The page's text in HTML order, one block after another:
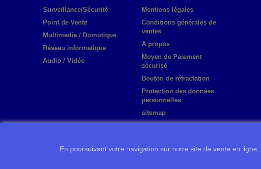
Surveillance/Sécurité
Point de Vente
Multimedia / Domotique
Réseau informatique
Audio / Vidéo
Mentions légales
Conditions générales de
ventes
A propos
Moyen de Paiement
sécurisé
Bouton de rétractation
Protection des données
personnelles
sitemap
En poursuivant votre navigation sur notre site de vente en